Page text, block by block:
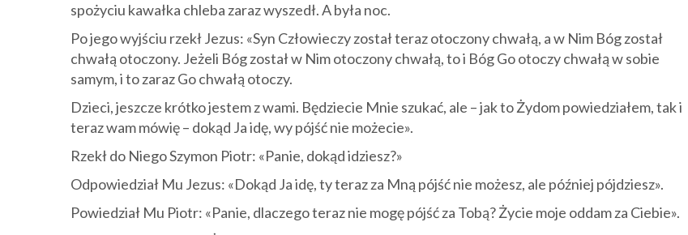
spożyciu kawałka chleba zaraz wyszedł. A była noc.
Po jego wyjściu rzekł Jezus: «Syn Człowieczy został teraz otoczony chwałą, a w Nim Bóg został
chwałą otoczony. Jeżeli Bóg został w Nim otoczony chwałą, to i Bóg Go otoczy chwałą w sobie
samym, i to zaraz Go chwałą otoczy.
Dzieci, jeszcze krótko jestem z wami. Będziecie Mnie szukać, ale – jak to Żydom powiedziałem, tak i
teraz wam mówię – dokąd Ja idę, wy pójść nie możecie».
Rzekł do Niego Szymon Piotr: «Panie, dokąd idziesz?»
Odpowiedział Mu Jezus: «Dokąd Ja idę, ty teraz za Mną pójść nie możesz, ale później pójdziesz».
Powiedział Mu Piotr: «Panie, dlaczego teraz nie mogę pójść za Tobą? Życie moje oddam za Ciebie».